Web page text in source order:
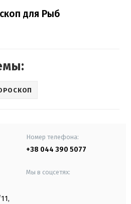
для Рыб
Номер телефона:
+38 044 390 5077
Мы в соцсетях: